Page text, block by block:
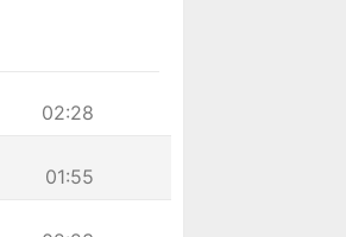
02:28
01:55